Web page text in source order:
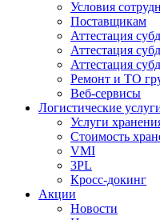
Условия
Поставщикам
Аттестация
Аттестация
Аттестация
Ремонт и ТО
Веб-сервисы
Логистические
Услуги
Стоимость
VMI
3PL
Кросс-докинг
Акции
Новости